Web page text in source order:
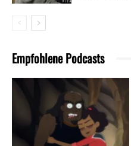
Empfohlene Podcasts